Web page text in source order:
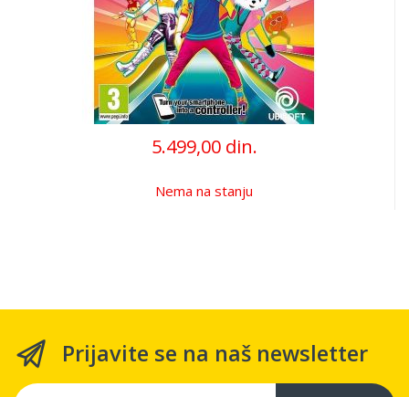
5.499,00 din.
Nema na stanju
Prijavite se na naš newsletter